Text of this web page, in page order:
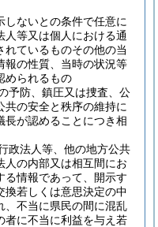
ないとの条件で任意に
等又は個人における通
ているものその他の当
報の性質、当時の状況等
められるもの
予防、鎮圧又は捜査、公
の安全と秩序の維持に
長が認めることにつき相
政法人等、他の地方公共
人の内部又は相互間にお
る情報であって、開示す
換若しくは意思決定の中
、不当に県民の間に混乱
者に不当に利益を与え若